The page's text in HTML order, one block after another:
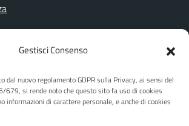
Gestisci Consenso
dal nuovo regolamento GDPR sulla Privacy, ai sensi del
679, si rende noto che questo sito fa uso di cookies
informazioni di carattere personale, e anche di cookies